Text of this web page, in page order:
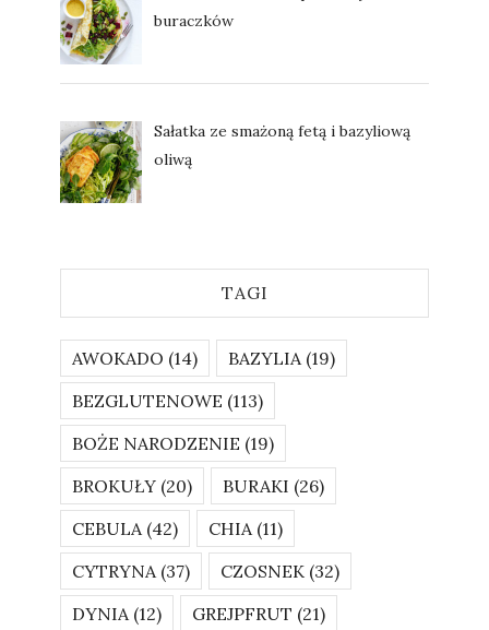
buraczków
Sałatka ze smażoną fetą i bazyliową
oliwą
TAGI
AWOKADO (14) BAZYLIA(19)
BEZGLUTENOWE (113)
BOŻE NARODZENIE (19)
BROKUŁY (20) BURAKI (26)
CEBULA(42) CHIA(11)
CYTRYNA(37) CZOSNEK (32)
DYNIA(12) GREJPFRUT (21)